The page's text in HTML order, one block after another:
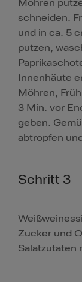
Möhren
schneiden.
und in ca. 5
putzen,
Innenhäute
Möhren,
3 Min. vor
geben.
abtropfen
Schritt 3
Zucker und
Salatzutaten